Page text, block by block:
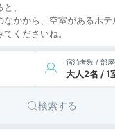
、
かから、空室があるホテ
くださいね。
宿泊者数 / 部
大人2名 / 1
検索する